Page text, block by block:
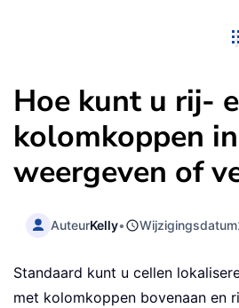
Hoe kunt u rij-
kolomkoppen
weergeven of
AuteurKelly• Wijzigingsdatum
Standaard kunt u cellen
met kolomkoppen bovenaan en